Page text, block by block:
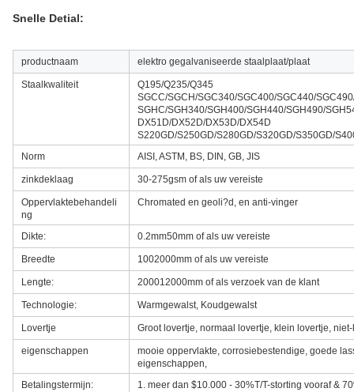
Snelle Detial:
productnaam elektro gegalvaniseerde staalplaat/plaat
Staalkwaliteit
Q195/Q235/Q345
SGCC/SGCH/SGC340/SGC400/SGC440/
SGHC/SGH340/SGH400/SGH440/SGH490/
DX51D/DX52D/DX53D/DX54D
S220GD/S250GD/S280GD/S320GD/S350GD/
Norm
AISI, ASTM, BS, DIN, GB, JIS
zinkdeklaag 30-275gsm of als uw vereiste
Oppervlaktebehandeli
ng
Chromated en geoli?d, en anti-vinger
Dikte: 0.2mm50mm of als uw vereiste
Breedte 1002000mm of als uw vereiste
Lengte: 200012000mm of als verzoek van de klant
Technologie: Warmgewalst, Koudgewalst
Lovertje Groot lovertje, normaal lovertje, klein lovertje,
eigenschappen
mooie oppervlakte, corrosiebestendige, goede
eigenschappen,
Betalingstermijn:
1. meer dan $10.000 - 30%T/T-storting vooraf &